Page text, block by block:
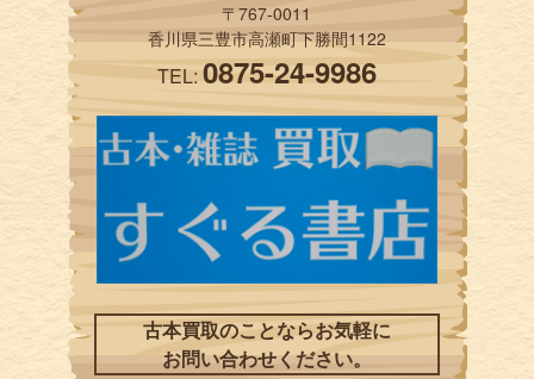
〒767-0011
香川県三豊市高瀬町下勝間1122
TEL:0875-24-9986
古本買取のことならお気軽に
お問い合わせください。